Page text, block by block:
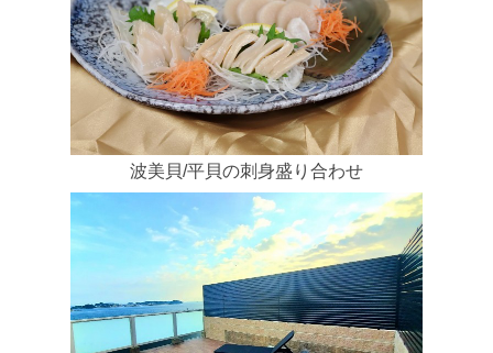
波美貝/平貝の刺身盛り合わせ